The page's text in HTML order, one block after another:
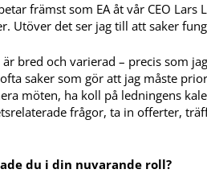
främst som EA åt vår CEO
Utöver det ser jag till att saker
bred och varierad – precis som
saker som gör att jag måste
möten, ha koll på ledningens
frågor, ta in offerter,
du i din nuvarande roll?